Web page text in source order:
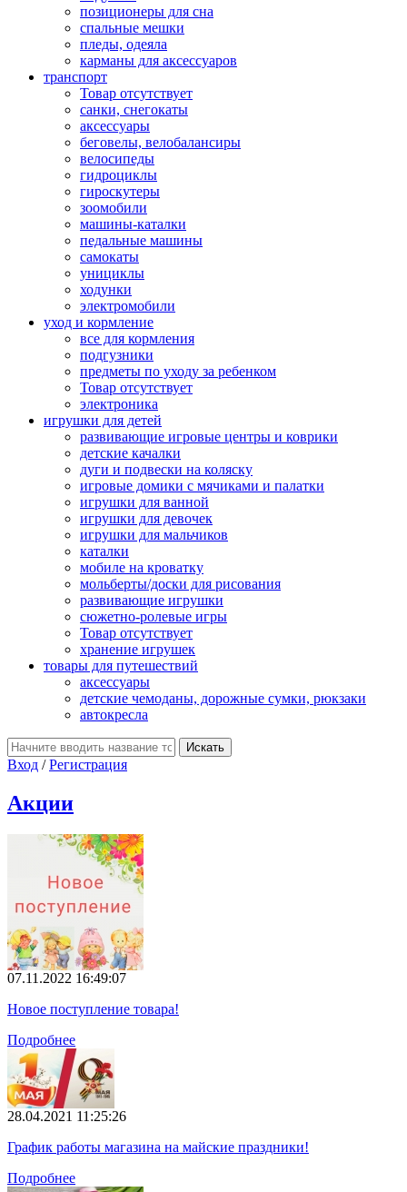
позиционеры для сна
спальные мешки
пледы, одеяла
карманы для аксеcсуаров
транспорт
Товар отсутствует
санки, снегокаты
аксессуары
беговелы, велобалансиры
велосипеды
гидроциклы
гироскутеры
зоомобили
машины-каталки
педальные машины
самокаты
унициклы
ходунки
электромобили
уход и кормление
все для кормления
подгузники
предметы по уходу за ребенком
Товар отсутствует
электроника
игрушки для детей
развивающие игровые центры и коврики
детские качалки
дуги и подвески на коляску
игровые домики с мячиками и палатки
игрушки для ванной
игрушки для девочек
игрушки для мальчиков
каталки
мобиле на кроватку
мольберты/доски для рисования
развивающие игрушки
сюжетно-ролевые игры
Товар отсутствует
хранение игрушек
товары для путешествий
аксессуары
детские чемоданы, дорожные сумки, рюкзаки
автокресла
Вход /Регистрация
Акции
07.11.2022 16:49:07
Новое поступление товара!
Подробнее
28.04.2021 11:25:26
График работы магазина на майские праздники!
Подробнее